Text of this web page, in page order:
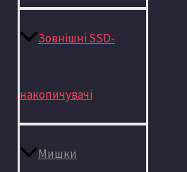
Зовнішні SSD-
накопичувачі
Мишки